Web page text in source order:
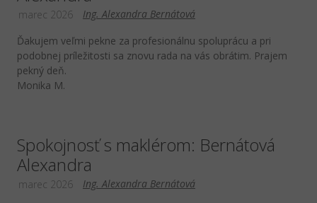
Ing. Alexandra Bernátová
marec 2026
Ďakujem veľmi pekne za profesionálnu spoluprácu a pri
podobnej príležitosti sa znovu rada na vás obrátim. Prajem
pekný deň.
Monika M.
Spokojnosť s maklérom: Bernátová
Alexandra
Ing. Alexandra Bernátová
marec 2026